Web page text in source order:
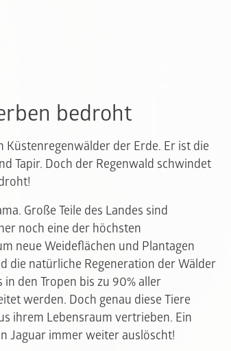
bedroht
Küstenregenwälder der Erde. Er ist die
Tapir. Doch der Regenwald schwindet
Große Teile des Landes sind
noch eine der höchsten
neue Weideflächen und Plantagen
die natürliche Regeneration der Wälder
den Tropen bis zu 90% aller
werden. Doch genau diese Tiere
ihrem Lebensraum vertrieben. Ein
Jaguar immer weiter auslöscht!